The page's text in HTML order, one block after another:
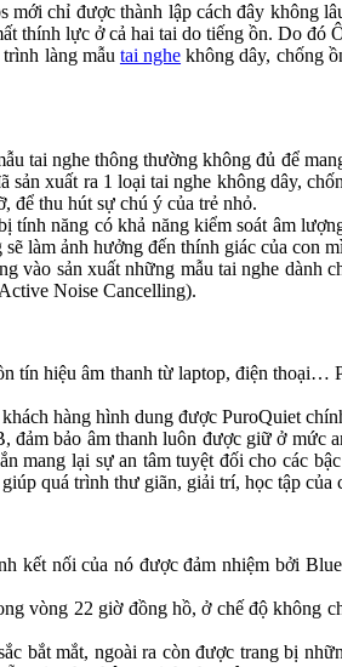
mới chỉ được thành lập cách đây
thính lực ở cả hai tai do tiếng ồn. Do
làng mẫu tai nghe không dây, chống
tai nghe thông thường không đủ để
sản xuất ra 1 loại tai nghe không dây,
để thu hút sự chú ý của trẻ nhỏ.
tính năng có khả năng kiểm soát âm
làm ảnh hưởng đến thính giác của con
vào sản xuất những mẫu tai nghe
Noise Cancelling).
tín hiệu âm thanh từ laptop, điện thoại…
hàng hình dung được PuroQuiet
bảo âm thanh luôn được giữ ở mức
mang lại sự an tâm tuyệt đối cho các
quá trình thư giãn, giải trí, học tập của
kết nối của nó được đảm nhiệm bởi
vòng 22 giờ đồng hồ, ở chế độ không
bắt mắt, ngoài ra còn được trang bị